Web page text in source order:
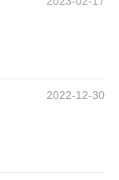
2022-12-30